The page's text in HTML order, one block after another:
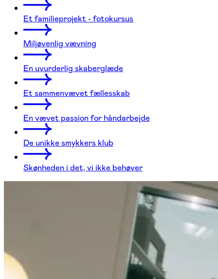
Et familieprojekt - fotokursus
Miljøvenlig vævning
En uvurderlig skaberglæde
Et sammenvævet fællesskab
En vævet passion for håndarbejde
De unikke smykkers klub
Skønheden i det, vi ikke behøver